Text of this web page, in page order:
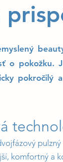
o
komfortný a